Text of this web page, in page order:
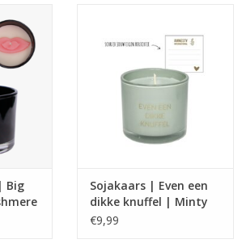
Bedankjes
Big
Sojakaars | Even een
dikke knuffel | Minty
Bamboo
€9,99